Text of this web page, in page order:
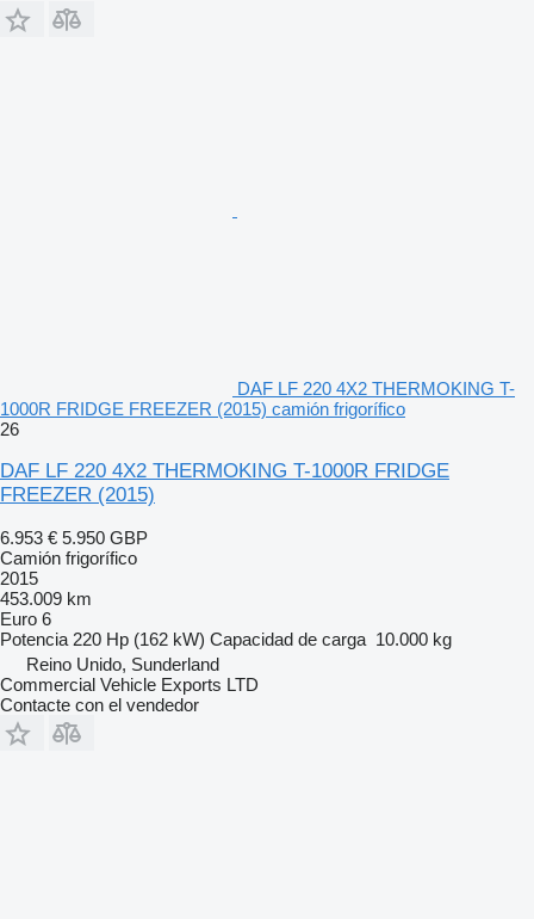
DAF LF 220 4X2 THERMOKING T-
1000R FRIDGE FREEZER (2015) camión frigorífico
26
DAF LF 220 4X2 THERMOKING T-1000R FRIDGE
FREEZER (2015)
6.953 € 5.950 GBP
Camión frigorífico
2015
453.009 km
Euro 6
Potencia 220 Hp (162 kW) Capacidad de carga 10.000 kg
Reino Unido, Sunderland
Commercial Vehicle Exports LTD
Contacte con el vendedor